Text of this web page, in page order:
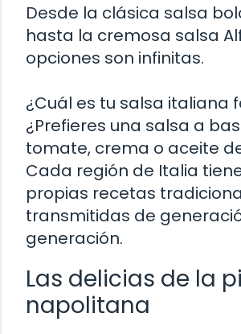
Desde la clásica salsa
hasta la cremosa salsa
opciones son infinitas.
¿Cuál es tu salsa italiana
¿Prefieres una salsa a
tomate, crema o aceite
Cada región de Italia
propias recetas
transmitidas de
generación.
Las delicias de la
napolitana